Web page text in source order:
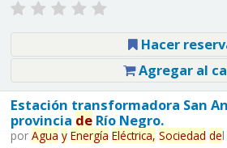
Hacer
Agregar al
Estación transformadora San
provincia deRío Negro.
por Agua y Energía Eléctrica, Sociedad del